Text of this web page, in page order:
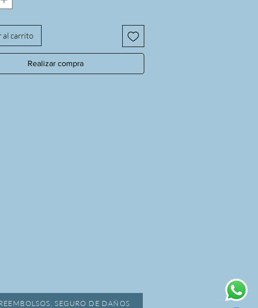
al carrito
Realizar compra
SEGURO DE DAÑOS